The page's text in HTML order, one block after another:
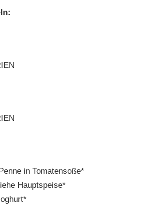
in Tomatensoße*
Hauptspeise*